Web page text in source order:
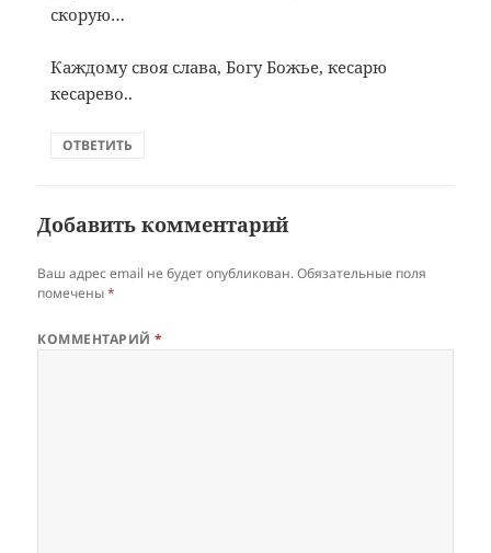
скорую…
Каждому своя слава, Богу Божье, кесарю
кесарево..
ОТВЕТИТЬ
Добавить комментарий
Ваш адрес email не будет опубликован. Обязательные поля
помечены*
КОММЕНТАРИЙ*